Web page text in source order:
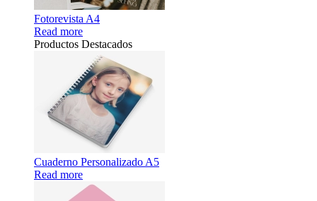
Fotorevista A4
Read more
Productos Destacados
Cuaderno Personalizado A5
Read more